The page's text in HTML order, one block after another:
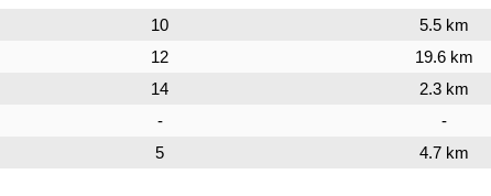
10
5.5 km
12
19.6 km
14
2.3 km
-
-
5 4.7 km